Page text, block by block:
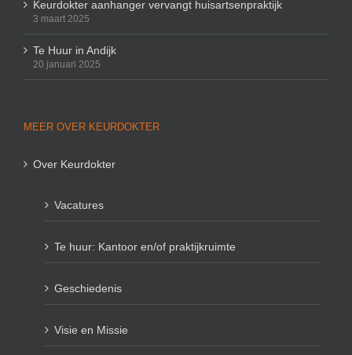
Keurdokter aanhanger vervangt huisartsenpraktijk
3 maart 2025
Te Huur in Andijk
20 januari 2025
MEER OVER KEURDOKTER
Over Keurdokter
Vacatures
Te huur: Kantoor en/of praktijkruimte
Geschiedenis
Visie en Missie